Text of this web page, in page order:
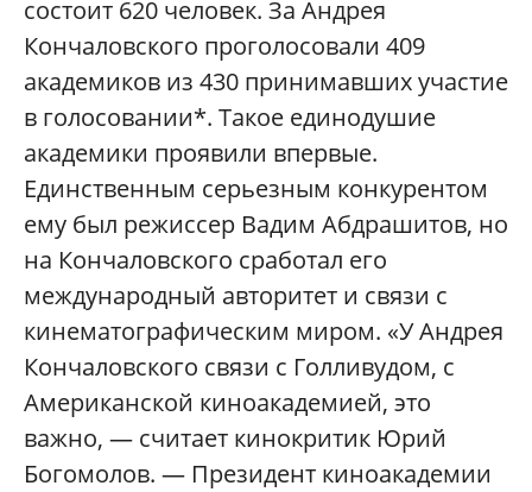
состоит 620 человек. За Андрея
Кончаловского проголосовали 409
академиков из 430 принимавших участие
в голосовании*. Такое единодушие
академики проявили впервые.
Единственным серьезным конкурентом
ему был режиссер Вадим Абдрашитов, но
на Кончаловского сработал его
международный авторитет и связи с
кинематографическим миром. «У Андрея
Кончаловского связи с Голливудом, с
Американской киноакадемией, это
важно, — считает кинокритик Юрий
Богомолов. — Президент киноакадемии